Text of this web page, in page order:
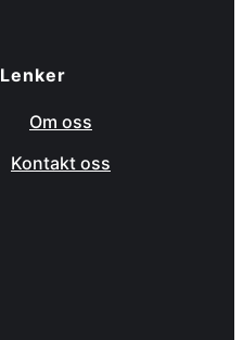
Lenker
Om oss
Kontakt oss